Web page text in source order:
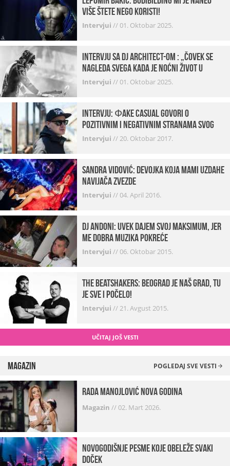
više štete nego koristi!
Intervjui //01. Oktobar 2025.
Intervju sa DJ Architect-om : „Čovek se
nagleda svega kada je noćni život u
pitanju. U klubovima najmanje vidim
Intervjui //01. Oktobar 2025.
INTERVJU: Фake Casual govori o
pozitivnim i negativnim stranama svog
posla, počecima, omiljenim mestima …
Intervjui //20. Oktobar 2017.
Sandra Vidović: devojka koja mami uzdahe
navijača Zvezde
Intervjui //04. April 2016.
Dj Andoni: Uvek dajem svoj maksimum, jer
me dobra muzika pokreće
Intervjui //06. Oktobar 2015.
The Beatshakers: Beograd je naš grad, tu
je sve i počelo!
Intervjui //21. Avgust 2015.
UČITAJ JOŠ VESTI
Magazin POGLEDAJ SVE VESTI
Rada Manojlović Nova godina
Magazin //02. Mart 2026.
Novogodišnje pesme koje obeleže svaki
Doček